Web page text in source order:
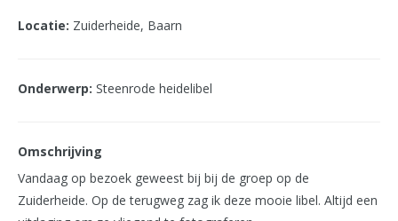
Locatie: Zuiderheide, Baarn
Onderwerp: Steenrode heidelibel
Omschrijving
Vandaag op bezoek geweest bij bij de groep op de
Zuiderheide. Op de terugweg zag ik deze mooie libel. Altijd een